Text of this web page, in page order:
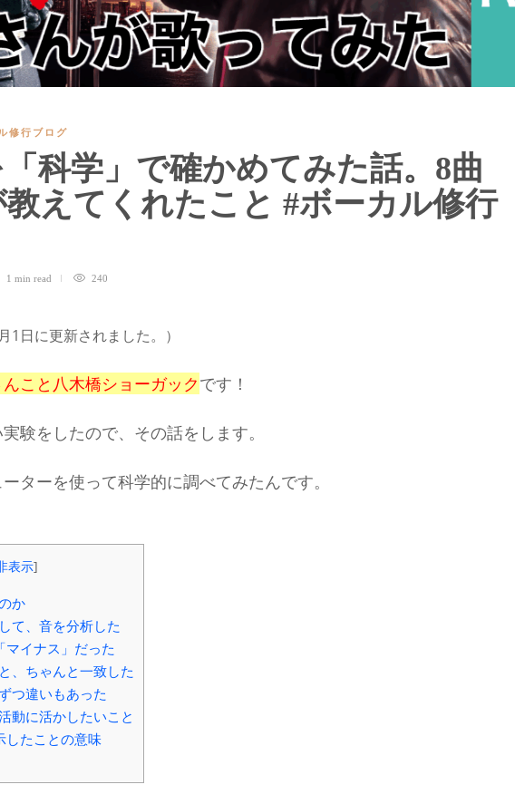
修行ブログ
科学」で確かめてみた話。8曲
えてくれたこと #ボーカル修行
1 min read 240
1日に更新されました。）
こと八木橋ショーガックです！
験をしたので、その話をします。
ターを使って科学的に調べてみたんです。
表示]
か
て、音を分析した
イナス」だった
、ちゃんと一致した
つ違いもあった
動に活かしたいこと
したことの意味